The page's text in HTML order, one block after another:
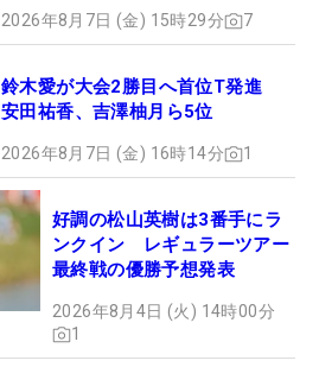
2026年8月7日 (金) 15時29分 7
鈴木愛が大会2勝目へ首位T発進
安田祐香、吉澤柚月ら5位
2026年8月7日 (金) 16時14分 1
好調の松山英樹は3番手にラ
ンクイン レギュラーツアー
最終戦の優勝予想発表
2026年8月4日 (火) 14時00分
1